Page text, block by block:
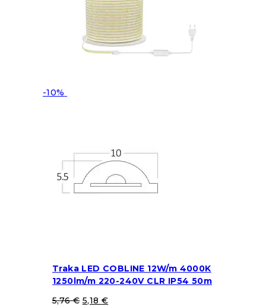
-10%
Traka LED COBLINE 12W/m 4000K
1250lm/m 220-240V CLR IP54 50m
5,76€ 5,18 €